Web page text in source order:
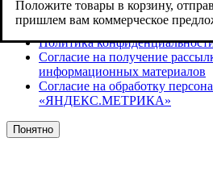
Положите товары в корзину,
пришлем вам коммерческое
Согласие на обработку
Политика
Согласие на получение
информационных материалов
Согласие на обработку
«ЯНДЕКС.МЕТРИКА»
Понятно